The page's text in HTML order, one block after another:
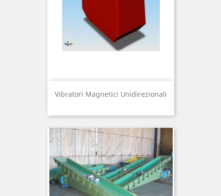
Vibratori Magnetici Unidirezionali